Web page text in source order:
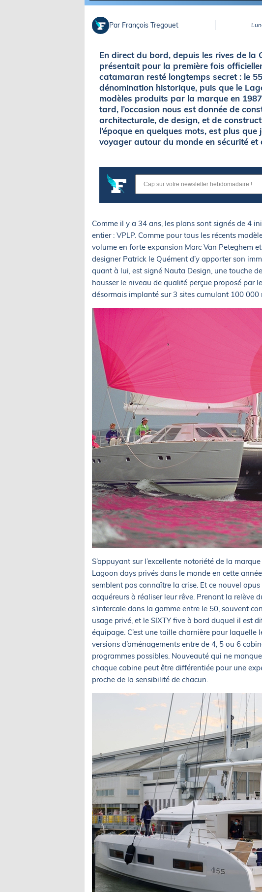
Par François Tregouet
En direct du bord, depuis les rives de la
présentait pour la première fois
catamaran resté longtemps secret : le
dénomination historique, puis que le
modèles produits par la marque en
tard, l’occasion nous est donnée de
architecturale, de design, et de
l’époque en quelques mots, est plus
voyager autour du monde en sécurité et
Comme il y a 34 ans, les plans sont signés de 4
entier : VPLP. Comme pour tous les récents
volume en forte expansion Marc Van Peteghem
designer Patrick le Quément d’y apporter son
quant à lui, est signé Nauta Design, une touche
hausser le niveau de qualité perçue proposé par
désormais implanté sur 3 sites cumulant 100 000
S’appuyant sur l’excellente notoriété de la
Lagoon days privés dans le monde en cette
semblent pas connaître la crise. Et ce nouvel
acquéreurs à réaliser leur rêve. Prenant la relève
s’intercale dans la gamme entre le 50, souvent
usage privé, et le SIXTY five à bord duquel il est
équipage. C’est une taille charnière pour
versions d’aménagements entre de 4, 5 ou 6
programmes possibles. Nouveauté qui ne
chaque cabine peut être différentiée pour une
proche de la sensibilité de chacun.